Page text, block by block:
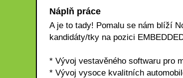
Náplň práce
A je to tady! Pomalu se nám blíží
kandidáty/tky na pozici
* Vývoj vestavěného softwaru pro
* Vývoj vysoce kvalitních